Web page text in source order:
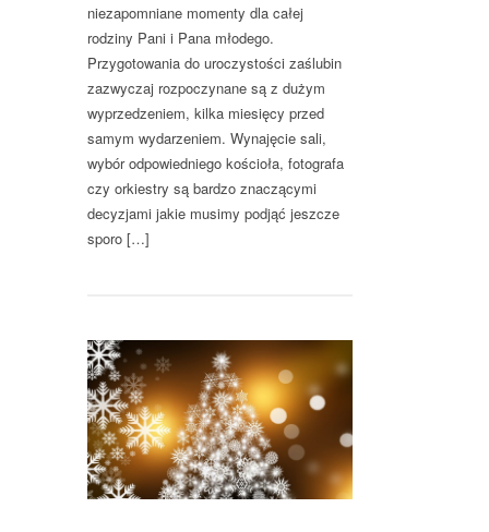
niezapomniane momenty dla całej
rodziny Pani i Pana młodego.
Przygotowania do uroczystości zaślubin
zazwyczaj rozpoczynane są z dużym
wyprzedzeniem, kilka miesięcy przed
samym wydarzeniem. Wynajęcie sali,
wybór odpowiedniego kościoła, fotografa
czy orkiestry są bardzo znaczącymi
decyzjami jakie musimy podjąć jeszcze
sporo […]